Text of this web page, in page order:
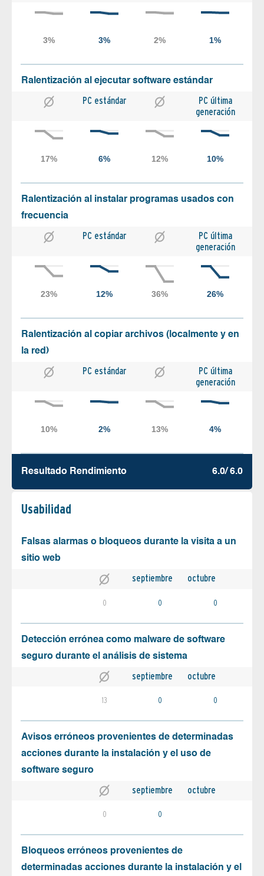
Ralentización al ejecutar software estándar
PC estándar
PC última
generación
Ralentización al instalar programas usados con
frecuencia
PC estándar
PC última
generación
Ralentización al copiar archivos (localmente y en
la red)
PC estándar
PC última
generación
Resultado Rendimiento 6.0/ 6.0
Usabilidad
Falsas alarmas o bloqueos durante la visita a un
sitio web
septiembre octubre
0 0 0
Detección errónea como malware de software
seguro durante el análisis de sistema
septiembre octubre
13 0 0
Avisos erróneos provenientes de determinadas
acciones durante la instalación y el uso de
software seguro
septiembre octubre
0 0
Bloqueos erróneos provenientes de
determinadas acciones durante la instalación y el